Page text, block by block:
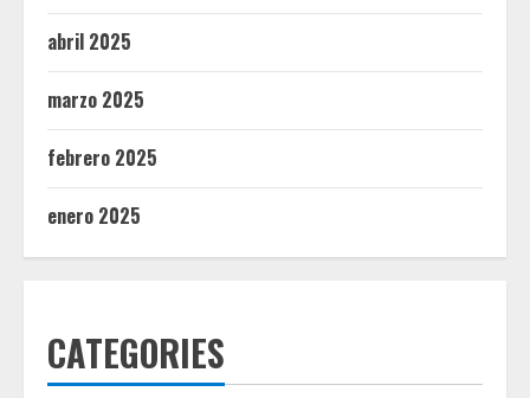
abril 2025
marzo 2025
febrero 2025
enero 2025
CATEGORIES